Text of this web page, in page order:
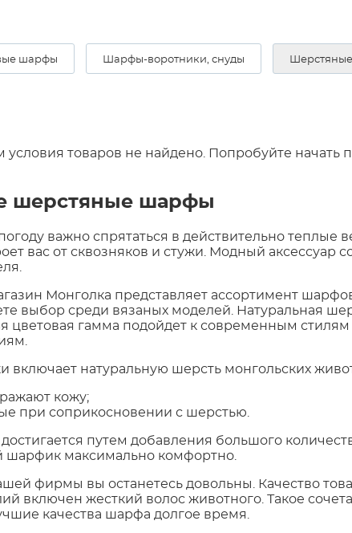
шарфы Шарфы-воротники, снуды
условия товаров не найдено. Попробуйте начать
шерстяные шарфы
важно спрятаться в действительно
вас от сквозняков и стужи. Модный аксессуар
Монголка представляет ассортимент
выбор среди вязаных моделей. Натуральная
цветовая гамма подойдет к современным
включает натуральную шерсть монгольских
кожу;
при соприкосновении с шерстью.
путем добавления большого
шарфик максимально комфортно.
фирмы вы останетесь довольны. Качество
включен жесткий волос животного. Такое
качества шарфа долгое время.